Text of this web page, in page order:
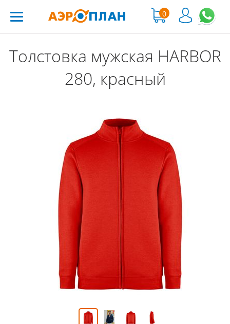
0
Толстовка мужская HARBOR
280, красный